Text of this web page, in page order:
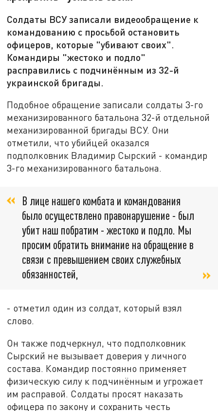
Солдаты ВСУ записали видеообращение к
командованию с просьбой остановить
офицеров, которые "убивают своих".
Командиры "жестоко и подло"
расправились с подчинённым из 32-й
украинской бригады.
Подобное обращение записали солдаты 3-го
механизированного батальона 32-й отдельной
механизированной бригады ВСУ. Они
отметили, что убийцей оказался
подполковник Владимир Сырский - командир
3-го механизированного батальона.
В лице нашего комбата и командования
было осуществлено правонарушение - был
убит наш побратим - жестоко и подло. Мы
просим обратить внимание на обращение в
связи с превышением своих служебных
обязанностей,
- отметил один из солдат, который взял
слово.
Он также подчеркнул, что подполковник
Сырский не вызывает доверия у личного
состава. Командир постоянно применяет
физическую силу к подчинённым и угрожает
им расправой. Солдаты просят наказать
офицера по закону и сохранить честь